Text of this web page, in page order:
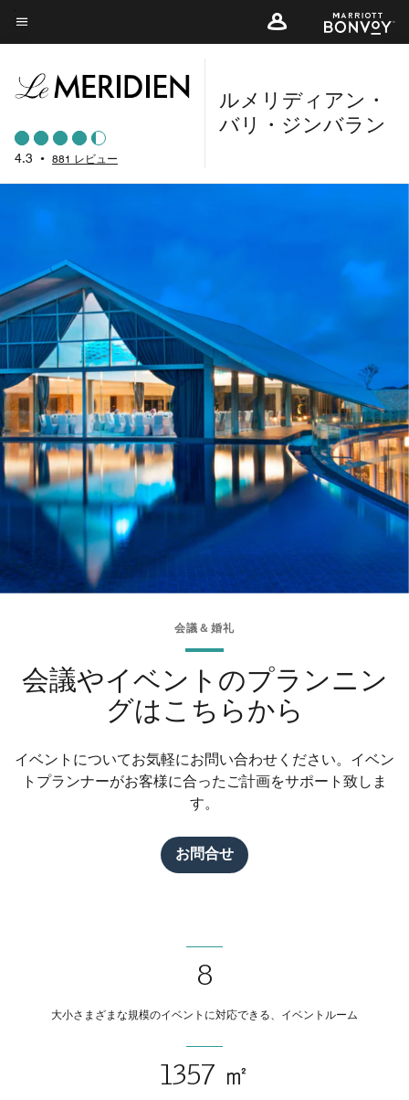
Skip
to
content
メニューのテキスト
4.3 • 881 レビュー
ルメリディアン・
バリ・ジンバラン
会議＆婚礼
会議やイベントのプランニン
グはこちらから
イベントについてお気軽にお問い合わせください。イベン
トプランナーがお客様に合ったご計画をサポート致しま
す。
お問合せ
8
大小さまざまな規模のイベントに対応できる、イベントルーム
1357 ㎡